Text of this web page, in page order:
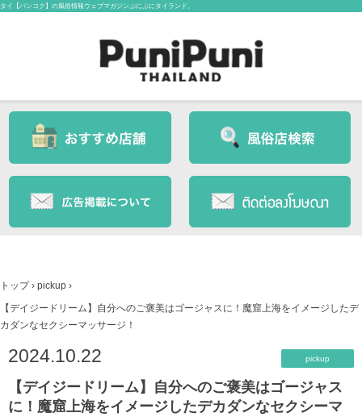
タイ【バンコク】の風俗情報ウェブマガジンぷにぷにタイランド。
トップ › pickup ›
【デイジードリーム】自分へのご褒美はゴージャスに！魔窟上海をイメージしたデ
カダンなセクシーマッサージ！
2024.10.22 pickup
【デイジードリーム】自分へのご褒美はゴージャス
に！魔窟上海をイメージしたデカダンなセクシーマ